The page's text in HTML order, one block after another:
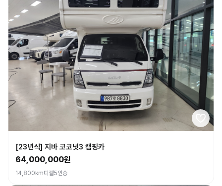
[23년식] 지바 코코넛3 캠핑카
64,000,000원
14,800km디젤5인승